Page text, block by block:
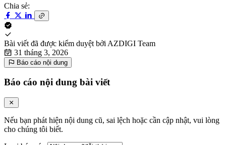
Chia sẻ:
Bài viết đã được kiểm duyệt bởi AZDIGI Team
31 tháng 3, 2026
Báo cáo nội dung
Báo cáo nội dung bài viết
Nếu bạn phát hiện nội dung cũ, sai lệch hoặc cần cập nhật, vui lòng
cho chúng tôi biết.